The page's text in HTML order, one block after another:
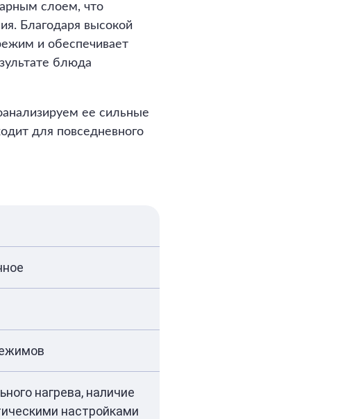
слоем, что
Благодаря высокой
и обеспечивает
блюда
ее сильные
для повседневного
нагрева, наличие
настройками